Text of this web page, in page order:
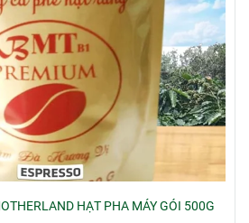
HẠT PHA MÁY GÓI 500G